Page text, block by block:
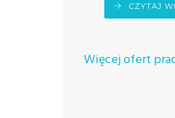
CZYTAJ
Więcej ofert